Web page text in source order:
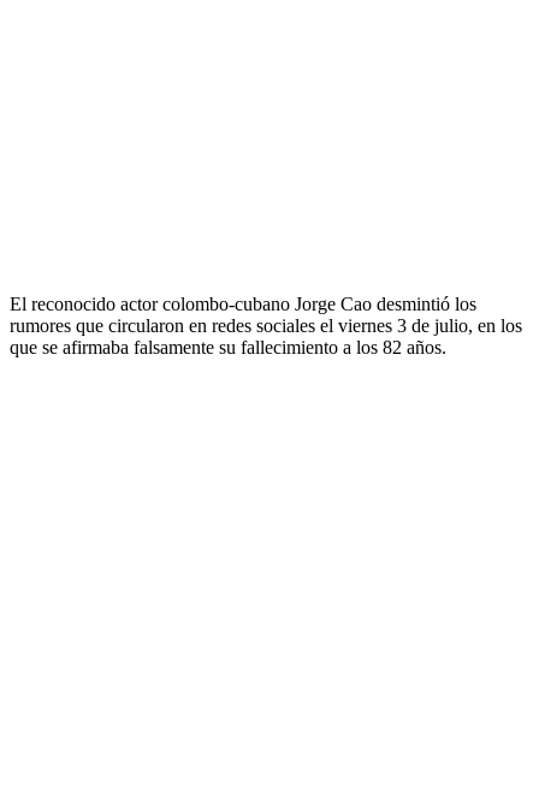
El reconocido actor colombo-cubano Jorge Cao desmintió los
rumores que circularon en redes sociales el viernes 3 de julio, en los
que se afirmaba falsamente su fallecimiento a los 82 años.